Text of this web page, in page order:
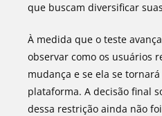
que buscam diversificar
À medida que o teste
observar como os usuários
mudança e se ela se
plataforma. A decisão final
dessa restrição ainda não